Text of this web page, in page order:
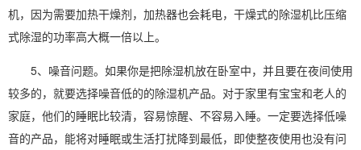
机，因为需要加热干燥剂，加热器也会耗电，干燥式的除湿机比压缩
式除湿的功率高大概一倍以上。
5、噪音问题。如果你是把除湿机放在卧室中，并且要在夜间使用
较多的，就要选择噪音低的的除湿机产品。对于家里有宝宝和老人的
家庭，他们的睡眠比较清，容易惊醒、不容易入睡。一定要选择低噪
音的产品，能将对睡眠或生活打扰降到最低，即使整夜使用也没有问